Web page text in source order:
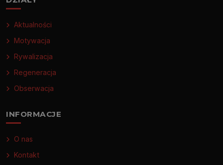
Aktualności
Motywacja
Rywalizacja
Regeneracja
Obserwacja
INFORMACJE
O nas
Kontakt